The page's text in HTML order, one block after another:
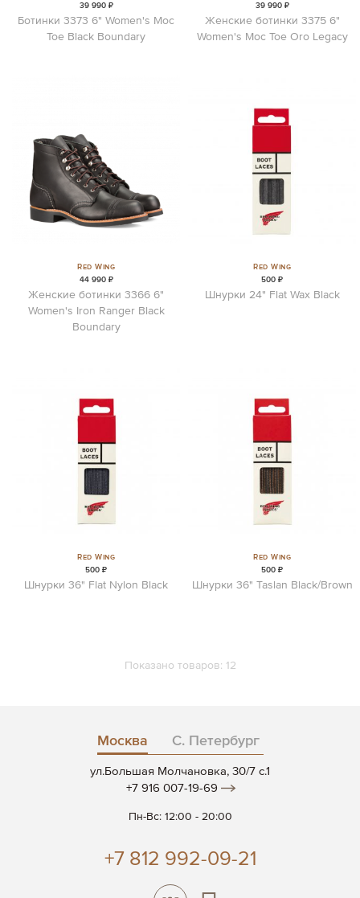
39 990 ₽
Ботинки 3373 6" Women's Moc
Toe Black Boundary
39 990 ₽
Женские ботинки 3375 6"
Women's Moc Toe Oro Legacy
Red Wing
44 990 ₽
Женские ботинки 3366 6"
Women's Iron Ranger Black
Boundary
Red Wing
500 ₽
Шнурки 24" Flat Wax Black
Red Wing
500 ₽
Шнурки 36" Flat Nylon Black
Red Wing
500 ₽
Шнурки 36" Taslan Black/Brown
Показано товаров: 12
Москва С. Петербург
ул.Большая Молчановка, 30/7 c.1
+7 916 007-19-69
Пн-Вс: 12:00 - 20:00
+7 812 992-09-21